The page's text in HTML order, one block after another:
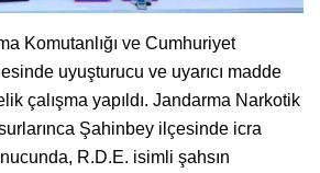
Komutanlığı ve Cumhuriyet
uyuşturucu ve uyarıcı madde
çalışma yapıldı. Jandarma Narkotik
Şahinbey ilçesinde icra
R.D.E. isimli şahsın